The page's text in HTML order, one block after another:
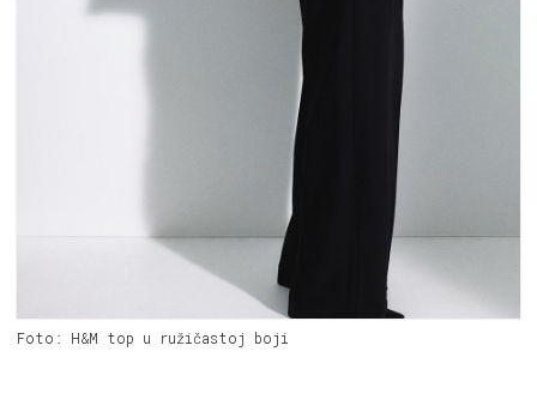
Foto: H&M top u ružičastoj boji